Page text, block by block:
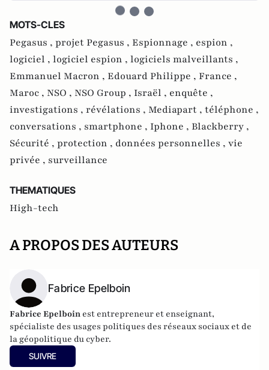
MOTS-CLES
Pegasus , projet Pegasus , Espionnage , espion ,
logiciel , logiciel espion , logiciels malveillants ,
Emmanuel Macron , Edouard Philippe , France ,
Maroc , NSO , NSO Group , Israël , enquête ,
investigations , révélations , Mediapart , téléphone ,
conversations , smartphone , Iphone , Blackberry ,
Sécurité , protection , données personnelles , vie
privée , surveillance
THEMATIQUES
High-tech
A PROPOS DES AUTEURS
Fabrice Epelboin
Fabrice Epelboin est entrepreneur et enseignant,
spécialiste des usages politiques des réseaux sociaux et de
la géopolitique du cyber.
SUIVRE